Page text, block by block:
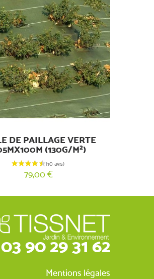
DE PAILLAGE VERTE
(130G/M²)
79,00 €
03 90 29 31 62
Mentions légales